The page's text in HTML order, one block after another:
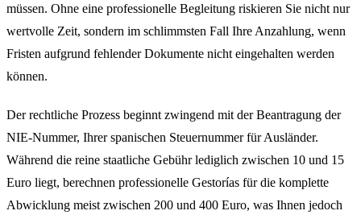
müssen. Ohne eine professionelle Begleitung riskieren Sie nicht nur
wertvolle Zeit, sondern im schlimmsten Fall Ihre Anzahlung, wenn
Fristen aufgrund fehlender Dokumente nicht eingehalten werden
können.
Der rechtliche Prozess beginnt zwingend mit der Beantragung der
NIE-Nummer, Ihrer spanischen Steuernummer für Ausländer.
Während die reine staatliche Gebühr lediglich zwischen 10 und 15
Euro liegt, berechnen professionelle Gestorías für die komplette
Abwicklung meist zwischen 200 und 400 Euro, was Ihnen jedoch